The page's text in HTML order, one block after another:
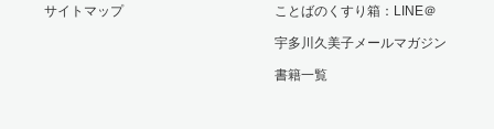
サイトマップ ことばのくすり箱：LINE＠
宇多川久美子メールマガジン
書籍一覧